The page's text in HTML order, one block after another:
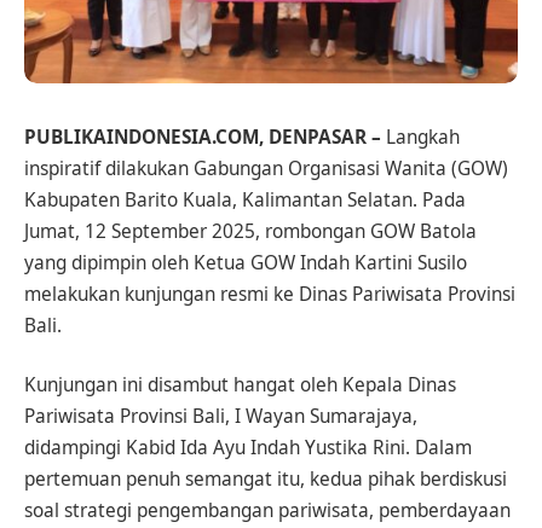
PUBLIKAINDONESIA.COM, DENPASAR – Langkah
inspiratif dilakukan Gabungan Organisasi Wanita (GOW)
Kabupaten Barito Kuala, Kalimantan Selatan. Pada
Jumat, 12 September 2025, rombongan GOW Batola
yang dipimpin oleh Ketua GOW Indah Kartini Susilo
melakukan kunjungan resmi ke Dinas Pariwisata Provinsi
Bali.
Kunjungan ini disambut hangat oleh Kepala Dinas
Pariwisata Provinsi Bali, I Wayan Sumarajaya,
didampingi Kabid Ida Ayu Indah Yustika Rini. Dalam
pertemuan penuh semangat itu, kedua pihak berdiskusi
soal strategi pengembangan pariwisata, pemberdayaan